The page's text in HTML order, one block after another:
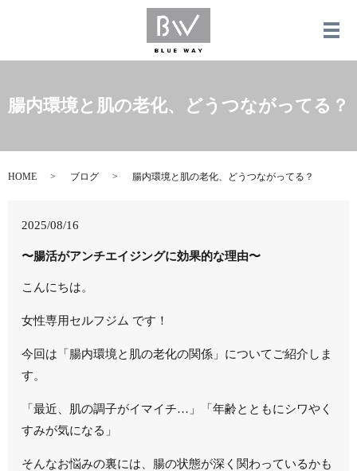
メ
腸内環境と肌の老化、どうつながってる？
HOME ブログ 腸内環境と肌の老化、どうつながってる？
2025/08/16
〜腸活がアンチエイジングに効果的な理由〜
こんにちは。
女性専用セルフジム です！
今回は「腸内環境と肌の老化の関係」についてご紹介しま
す。
「最近、肌の調子がイマイチ…」「年齢とともにシワやく
すみが気になる」
そんなお悩みの裏には、腸の状態が深く関わっているかも